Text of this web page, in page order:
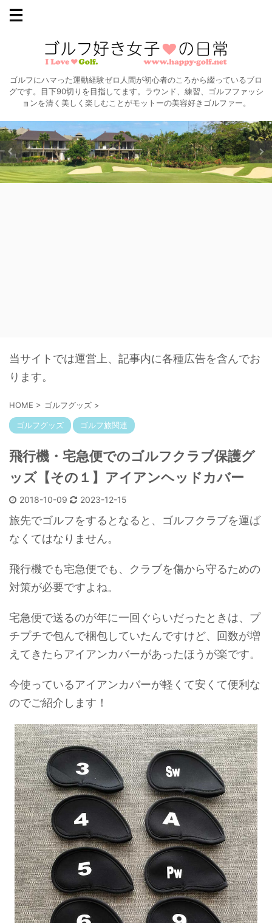
ゴルフにハマった運動経験ゼロ人間が初心者のころから綴っているブロ
グです。目下90切りを目指してます。ラウンド、練習、ゴルフファッシ
ョンを清く美しく楽しむことがモットーの美容好きゴルファー。
当サイトでは運営上、記事内に各種広告を含んでお
ります。
HOME > ゴルフグッズ >
ゴルフグッズ ゴルフ旅関連
飛行機・宅急便でのゴルフクラブ保護グ
ッズ【その１】アイアンヘッドカバー
2018-10-09 2023-12-15
旅先でゴルフをするとなると、ゴルフクラブを運ば
なくてはなりません。
飛行機でも宅急便でも、クラブを傷から守るための
対策が必要ですよね。
宅急便で送るのが年に一回ぐらいだったときは、プ
チプチで包んで梱包していたんですけど、回数が増
えてきたらアイアンカバーがあったほうが楽です。
今使っているアイアンカバーが軽くて安くて便利な
のでご紹介します！